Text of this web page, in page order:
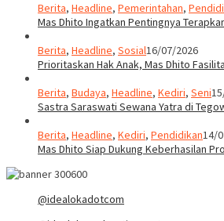
Berita, Headline, Pemerintahan,
Mas Dhito Ingatkan Pentingnya
Berita, Headline, Sosial16/07/2026
Prioritaskan Hak Anak, Mas Dhito
Berita, Budaya, Headline, Kediri, Seni
Sastra Saraswati Sewana Yatra di
Berita, Headline, Kediri, Pendidikan14/
Mas Dhito Siap Dukung Keberhasilan
@idealokadotcom